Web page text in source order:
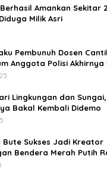
Amankan Sekitar
Milik Asri
Pembunuh Dosen
Anggota Polisi Akhirnya
Lingkungan dan Sungai,
Bakal Kembali Didemo
Bute Sukses Jadi Kreator
Bendera Merah Putih
RI ke 80 di Tebo